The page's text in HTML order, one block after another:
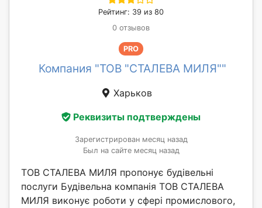
Рейтинг: 39 из 80
0 отзывов
PRO
Компания "ТОВ "СТАЛЕВА МИЛЯ""
Харьков
Реквизиты подтверждены
Зарегистрирован месяц назад
Был на сайте месяц назад
ТОВ СТАЛЕВА МИЛЯ пропонує будівельні
послуги Будівельна компанія ТОВ СТАЛЕВА
МИЛЯ виконує роботи у сфері промислового,